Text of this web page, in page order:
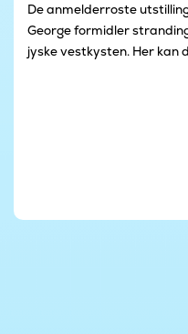
De anmelderroste
George formidler
jyske vestkysten. Her kan